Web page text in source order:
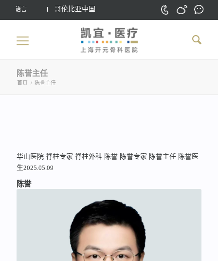
语言 哥伦比亚中国
陈誉主任
首頁 / 陈誉主任
华山医院 脊柱专家 脊柱外科 陈誉 陈誉专家 陈誉主任 陈誉医
生2025.05.09
陈誉